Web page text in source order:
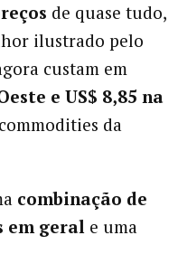
de quase tudo,
ilustrado pelo
custam em
e US$ 8,85 na
da
combinação de
em gerale uma